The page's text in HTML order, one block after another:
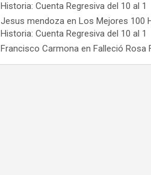
Historia: Cuenta Regresiva del 10 al 1
Jesus mendoza enLos Mejores 100
Historia: Cuenta Regresiva del 10 al 1
Francisco Carmona enFalleció Rosa